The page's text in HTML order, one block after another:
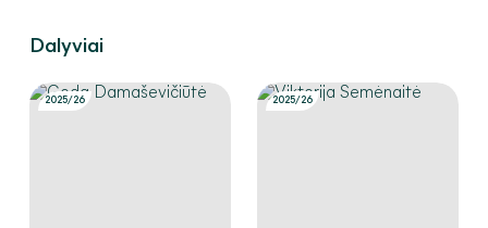
Dalyviai
2025/26 2025/26